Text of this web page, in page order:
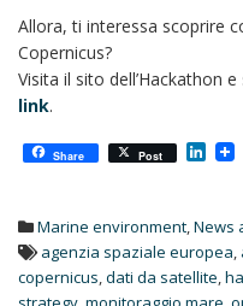
Allora, ti interessa scoprire
Copernicus?
Visita il sito dell’Hackathon
link.
Share Post L
e
d
I
n
Marine environment News
agenzia spaziale europea
copernicus dati da satellite